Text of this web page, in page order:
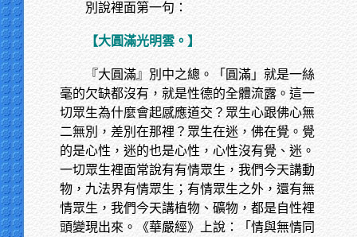
別說裡面第一句：
【大圓滿光明雲。】
『大圓滿』別中之總。「圓滿」就是一絲
毫的欠缺都沒有，就是性德的全體流露。這一
切眾生為什麼會起感應道交？眾生心跟佛心無
二無別，差別在那裡？眾生在迷，佛在覺。覺
的是心性，迷的也是心性，心性沒有覺、迷。
一切眾生裡面常說有有情眾生，我們今天講動
物，九法界有情眾生；有情眾生之外，還有無
情眾生，我們今天講植物、礦物，都是自性裡
頭變現出來。《華嚴經》上說：「情與無情同